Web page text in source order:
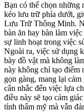
Bạn có thể chọn những
kéo lưu trữ phía dưới,
Lưu Trữ Thông Minh.
bàn ăn hay bàn làm
sự linh hoạt trong việc
Ngoài ra, việc sử dụng
bày đồ vật mà không
này không chỉ tạo điểm
gọn gàng, mang lại
cân nhắc đến việc lựa
điều này sẽ tạo cảm
tính thẩm mỹ mà vẫn